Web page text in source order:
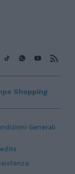
Generali
Shopping